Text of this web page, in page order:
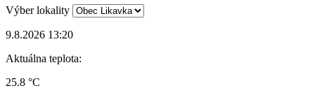
Výber lokality
9.8.2026 13:20
Aktuálna teplota:
25.8 °C